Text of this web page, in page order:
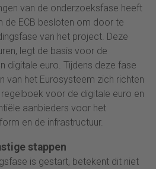
van de onderzoeksfase heeft
de ECB besloten om door te
van het project. Deze
legt de basis voor de
digitale euro. Tijdens deze fase
van het Eurosysteem zich richten
voor de digitale euro en
aanbieders voor het
en de infrastructuur.
stappen
is gestart, betekent dit niet